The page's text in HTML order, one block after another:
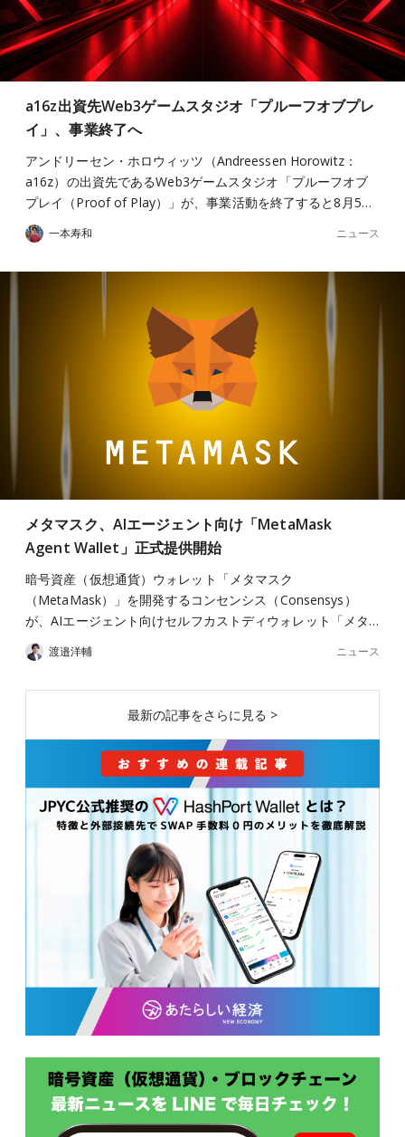
a16z出資先Web3ゲームスタジオ「プルーフオブプレ
イ」、事業終了へ
アンドリーセン・ホロウィッツ（Andreessen Horowitz：
a16z）の出資先であるWeb3ゲームスタジオ「プルーフオブ
プレイ（Proof of Play）」が、事業活動を終了すると8月5…
一本寿和 ニュース
メタマスク、AIエージェント向け「MetaMask
Agent Wallet」正式提供開始
暗号資産（仮想通貨）ウォレット「メタマスク
（MetaMask）」を開発するコンセンシス（Consensys）
が、AIエージェント向けセルフカストディウォレット「メタ…
渡邉洋輔 ニュース
最新の記事をさらに見る >